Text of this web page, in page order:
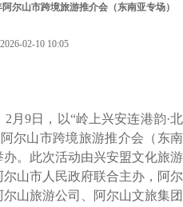
尔山市跨境旅游推介会（东南亚专场）
02-10 10:05
9日，以“岭上兴安连港韵·北
尔山市跨境旅游推介会（东南
。此次活动由兴安盟文化旅游
山市人民政府联合主办，阿尔
山旅游公司、阿尔山文旅集团